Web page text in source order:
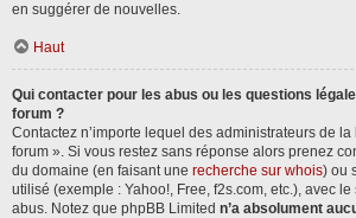
en suggérer de nouvelles.
Haut
Qui contacter pour les abus ou les questions
forum ?
Contactez n’importe lequel des administrateurs de la
forum ». Si vous restez sans réponse alors prenez
du domaine (en faisant une recherche sur whois) ou
utilisé (exemple : Yahoo!, Free, f2s.com, etc.), avec
abus. Notez que phpBB Limited n’a absolument